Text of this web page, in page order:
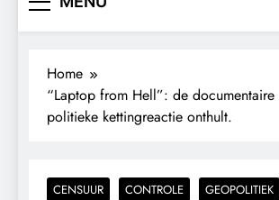
Home
“Laptop from Hell”: de
politieke kettingreactie onthult.
CENSUUR CONTROLE GEOPOLITIEK